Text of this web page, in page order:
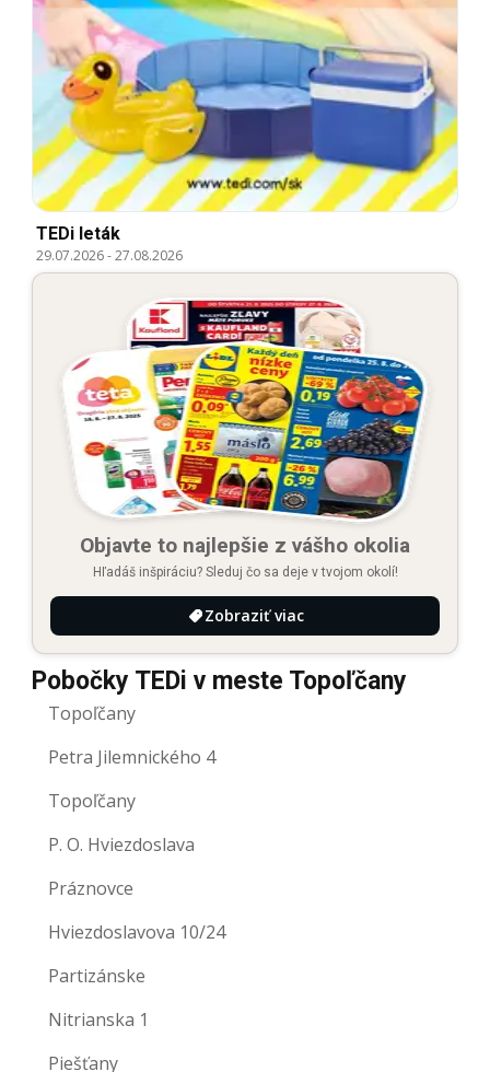
TEDi leták
29.07.2026-27.08.2026
Objavte to najlepšie z vášho okolia
Hľadáš inšpiráciu? Sleduj čo sa deje v tvojom okolí!
Zobraziť viac
Pobočky TEDi v meste Topoľčany
Topoľčany
Petra Jilemnického 4
Topoľčany
P. O. Hviezdoslava
Práznovce
Hviezdoslavova 10/24
Partizánske
Nitrianska 1
Piešťany